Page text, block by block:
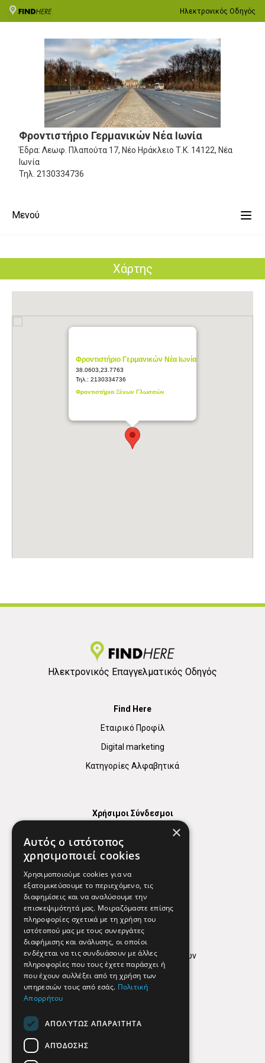
Ηλεκτρονικός Οδηγός
Φροντιστήριο Γερμανικών Νέα Ιωνία
Έδρα: Λεωφ. Πλαπούτα 17, Νέο Ηράκλειο Τ.Κ. 14122, Νέα
Ιωνία
Τηλ. 2130334736
Μενού
Χάρτης
Φροντιστήριο Γερμανικών Νέα Ιωνία
38.0603,23.7763
Τηλ.: 2130334736
Φροντιστήρια Ξένων Γλωσσών
Ηλεκτρονικός Επαγγελματικός Οδηγός
Find Here
Εταιρικό Προφίλ
Digital marketing
Κατηγορίες Αλφαβητικά
Χρήσιμοι Σύνδεσμοι
Χρήσιμα Τηλέφωνα
Εφημερεύοντα Φαρμακεία
Απόρρητο
Όροι Χρήσης
Πολιτική προστασίας δεδομένων
Findhere
Social Media
×
Αυτός ο ιστότοπος
χρησιμοποιεί cookies
Χρησιμοποιούμε cookies για να
εξατομικεύσουμε το περιεχόμενο, τις
διαφημίσεις και να αναλύσουμε την
επισκεψιμότητά μας. Μοιραζόμαστε επίσης
πληροφορίες σχετικά με τη χρήση του
ιστότοπού μας με τους συνεργάτες
διαφήμισης και ανάλυσης, οι οποίοι
ενδέχεται να τις συνδυάσουν με άλλες
πληροφορίες που τους έχετε παράσχει ή
που έχουν συλλέξει από τη χρήση των
υπηρεσιών τους από εσάς. Πολιτική
Απορρήτου
ΑΠΟΛΎΤΩΣ ΑΠΑΡΑΊΤΗΤΑ
ΑΠΌΔΟΣΗΣ